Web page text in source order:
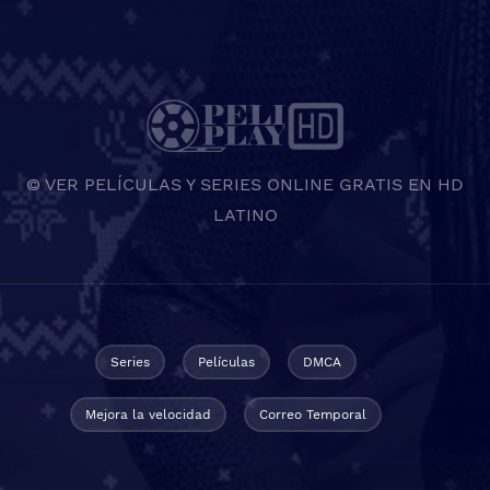
© VER PELÍCULAS Y SERIES ONLINE GRATIS EN HD
LATINO
Series Películas DMCA
Mejora la velocidad Correo Temporal